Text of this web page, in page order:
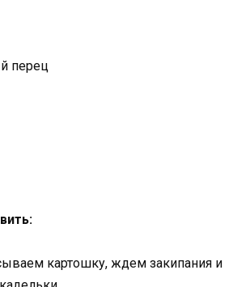
перец
картошку, ждем закипания и